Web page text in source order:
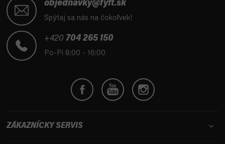
objednavky@fyft.sk
Spýtaj sa nás na čokoľvek!
+420 704 265 150
Po-Pi 8:00 - 16:00
ZÁKAZNÍCKY SERVIS